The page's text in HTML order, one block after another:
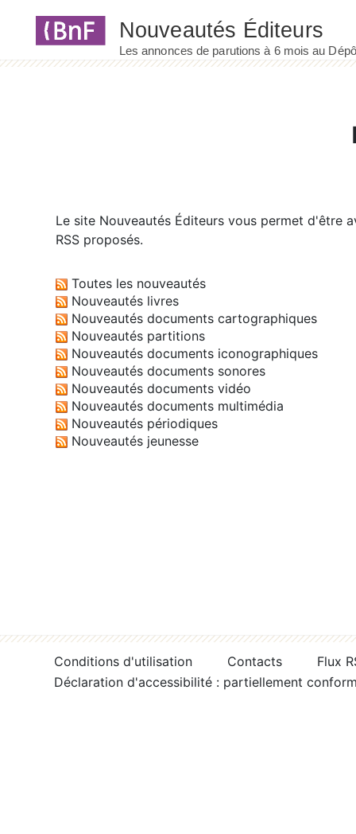
Le site Nouveautés Éditeurs vous permet d'être
RSS proposés.
Toutes les nouveautés
Nouveautés livres
Nouveautés documents cartographiques
Nouveautés partitions
Nouveautés documents iconographiques
Nouveautés documents sonores
Nouveautés documents vidéo
Nouveautés documents multimédia
Nouveautés périodiques
Nouveautés jeunesse
Conditions d'utilisation Contacts
Flux
Déclaration d'accessibilité : partiellement